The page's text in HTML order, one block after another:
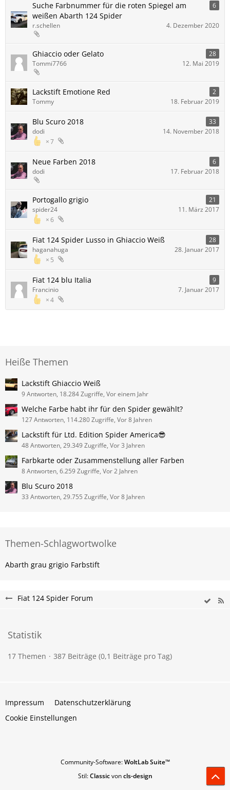
Suche Farbnummer für die roten Spiegel am
weißen Abarth 124 Spider
6
r.schellen 4. Dezember 2020
Ghiaccio oder Gelato
28
Tommi7766
12. Mai 2019
Lackstift Emotione Red
2
Tommy
18. Februar 2019
Blu Scuro 2018 33
7
dodi 14. November 2018
Neue Farben 2018
6
dodi
17. Februar 2018
Portogallo grigio 21
6
spider24 11. März 2017
Fiat 124 Spider Lusso in Ghiaccio Weiß 28
5
haganahuga 28. Januar 2017
Fiat 124 blu Italia 9
4
Francinio 7. Januar 2017
Heiße Themen
Lackstift Ghiaccio Weiß
9 Antworten, 18.284 Zugriffe, Vor einem Jahr
Welche Farbe habt ihr für den Spider gewählt?
127 Antworten, 114.280 Zugriffe, Vor 8 Jahren
Lackstift für Ltd. Edition Spider America😎
48 Antworten, 29.349 Zugriffe, Vor 3 Jahren
Farbkarte oder Zusammenstellung aller Farben
8 Antworten, 6.259 Zugriffe, Vor 2 Jahren
Blu Scuro 2018
33 Antworten, 29.755 Zugriffe, Vor 8 Jahren
Themen-Schlagwortwolke
Abarth grau grigio Farbstift
Fiat 124 Spider Forum
Statistik
17 Themen 387 Beiträge (0,1 Beiträge pro Tag)
Impressum
Datenschutzerklärung
Cookie Einstellungen
Community-Software:WoltLab Suite™
Stil:Classicvoncls-design